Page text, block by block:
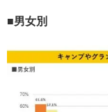
■男女別